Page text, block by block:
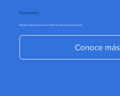
Etnografías
Estudio observacional en el entorno natural del consumidor.
Conoce más